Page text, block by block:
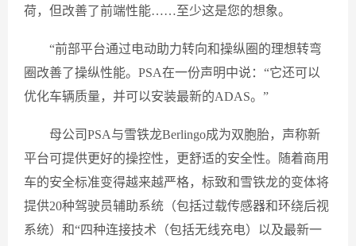
荷，但改善了前端性能……至少这是您的想象。
“前部平台通过电动助力转向和操纵圈的理想转弯
圈改善了操纵性能。PSA在一份声明中说：“它还可以
优化车辆质量，并可以安装最新的ADAS。”
母公司PSA与雪铁龙Berlingo成为双胞胎，声称新
平台可提供更好的操控性，更舒适的安全性。随着商用
车的安全标准变得越来越严格，标致和雪铁龙的变体将
提供20种驾驶员辅助系统（包括过载传感器和环绕后视
系统）和“四种连接技术（包括无线充电）以及最新一